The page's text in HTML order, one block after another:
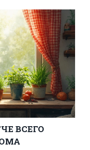
ВСЕГО